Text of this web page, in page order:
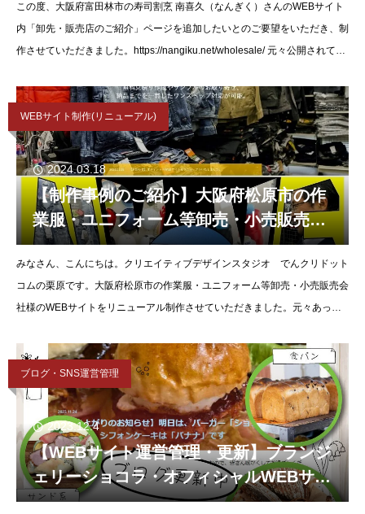
ました。
この度、大阪府富田林市の寿司割烹 南喜久（なんぎく）さんのWEBサイト
内「卸先・販売店のご紹介」ページを追加したいとのご要望をいただき、制
作させていただきました。https://nangiku.net/wholesale/ 元々公開されてい
WEBサイト制作(リニューアル)
2024.03.18
【制作事例のご紹介】大阪府松原市の作
業服・ユニフォーム等卸売・小売販売会
社様のWEBサイトをリニューアル制作さ
せていただきました。
みなさん、こんにちは。クリエイティブデザインスタジオ でんクリドット
コムの栗原です。大阪府松原市の作業服・ユニフォーム等卸売・小売販売会
社様のWEBサイトをリニューアル制作させていただきました。元々あった
ブログ・SNS運営管理
2023.12.4
【WEBサイト運営管理・更新】ブランジ
ェリーショコラ・オフィシャルWEBサイ
ト（ブログ）を更新いたしました。